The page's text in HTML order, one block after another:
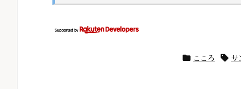
 こころ  サ